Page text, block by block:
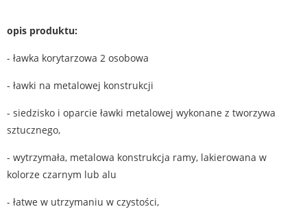
opis produktu:
- ławka korytarzowa 2 osobowa
- ławki na metalowej konstrukcji
- siedzisko i oparcie ławki metalowej wykonane z tworzywa
sztucznego,
- wytrzymała, metalowa konstrukcja ramy, lakierowana w
kolorze czarnym lub alu
- łatwe w utrzymaniu w czystości,